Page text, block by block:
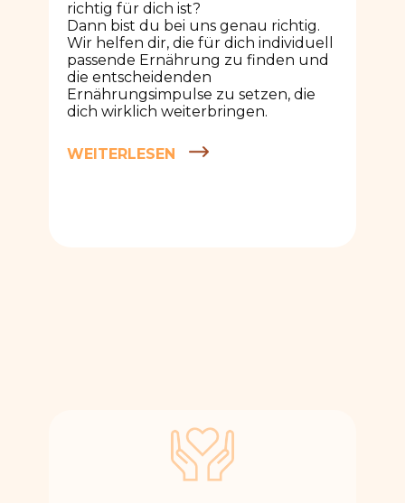
richtig für dich ist?
Dann bist du bei uns genau richtig.
Wir helfen dir, die für dich individuell
passende Ernährung zu finden und
die entscheidenden
Ernährungsimpulse zu setzen, die
dich wirklich weiterbringen.
WEITERLESEN
Wer seinErnährungswissen vertiefen
möchte, dem legen wir die
interessanten eBooks von Nadia